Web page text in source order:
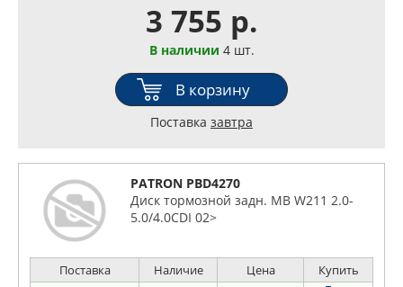
3 755 р.
В наличии 4 шт.
В корзину
Поставка завтра
PATRON PBD4270
Диск тормозной задн. MB W211 2.0-
5.0/4.0CDI 02>
Поставка Наличие Цена Купить